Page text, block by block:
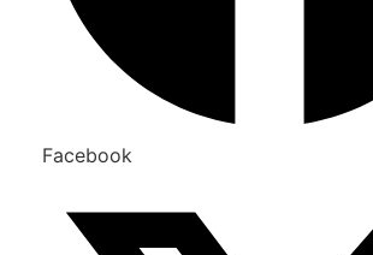
Facebook